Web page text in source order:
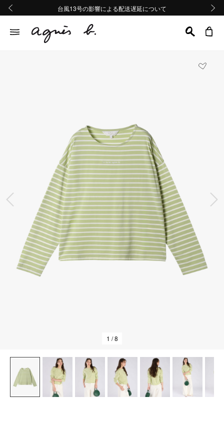
熊本地域地震の影響による配送遅延について
Summer Sale 2buy10%OFF!!
台風13号の影響による配送遅延について
熊本地域地震の影響による配送遅延について
Summer Sale 2buy10%OFF!!
前の画像
1 / 8